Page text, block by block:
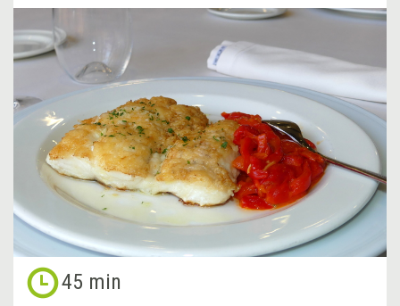
45 min